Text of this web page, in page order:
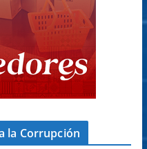
la Corrupción